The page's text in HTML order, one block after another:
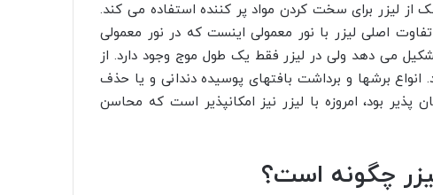
از لیزر برای سخت کردن مواد پر کننده استفاده می کند.
اصلی لیزر با نور معمولی اینست که در نور معمولی
می دهد ولی در لیزر فقط یک طول موج وجود دارد. از
انواع برشها و برداشت بافتهای پوسیده دندانی و یا حذف
بود، امروزه با لیزر نیز امکانپذیر است که محاسن
چگونه است؟